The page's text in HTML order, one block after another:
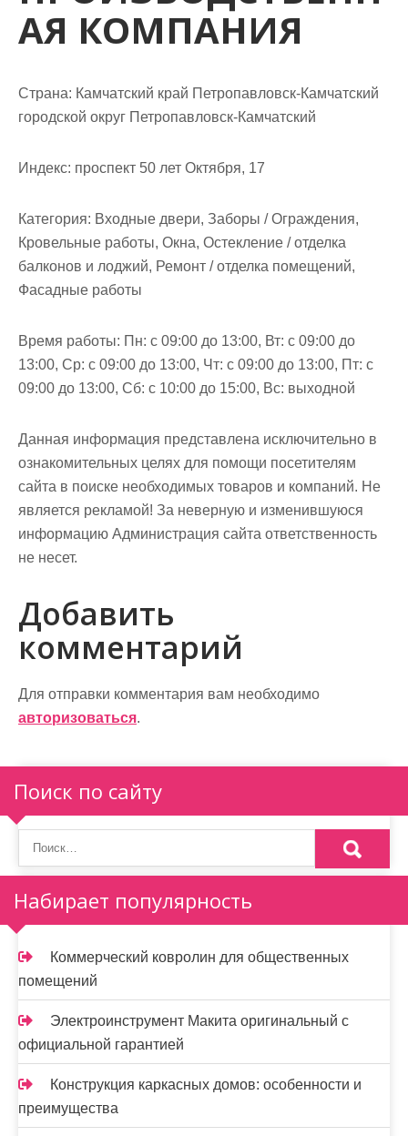
АЯ КОМПАНИЯ
Страна: Камчатский край Петропавловск-Камчатский
городской округ Петропавловск-Камчатский
Индекс: проспект 50 лет Октября, 17
Категория: Входные двери, Заборы / Ограждения,
Кровельные работы, Окна, Остекление / отделка
балконов и лоджий, Ремонт / отделка помещений,
Фасадные работы
Время работы: Пн: с 09:00 до 13:00, Вт: с 09:00 до
13:00, Ср: с 09:00 до 13:00, Чт: с 09:00 до 13:00, Пт: с
09:00 до 13:00, Сб: с 10:00 до 15:00, Вс: выходной
Данная информация представлена исключительно в
ознакомительных целях для помощи посетителям
сайта в поиске необходимых товаров и компаний. Не
является рекламой! За неверную и изменившуюся
информацию Администрация сайта ответственность
не несет.
Добавить
комментарий
Для отправки комментария вам необходимо
авторизоваться.
Поиск по сайту
Набирает популярность
Коммерческий ковролин для общественных
помещений
Электроинструмент Макита оригинальный с
официальной гарантией
Конструкция каркасных домов: особенности и
преимущества